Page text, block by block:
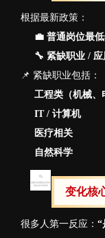
根据最新政策：
💼 普通岗位最
🔧 紧缺职业 /
📌 紧缺职业包括：
工程类（机械、
IT / 计算机
医疗相关
自然科学
变化核
很多人第一反应： “